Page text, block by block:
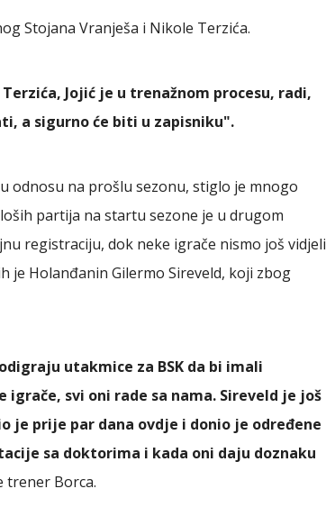
Stojana Vranješa i Nikole Terzića.
Jojić je u trenažnom procesu, radi,
a sigurno će biti u zapisniku".
odnosu na prošlu sezonu, stiglo je mnogo
partija na startu sezone je u drugom
registraciju, dok neke igrače nismo još vidjeli
je Holanđanin Gilermo Sireveld, koji zbog
utakmice za BSK da bi imali
svi oni rade sa nama. Sireveld je još
je prije par dana ovdje i donio je određene
sa doktorima i kada oni daju doznaku
trener Borca.